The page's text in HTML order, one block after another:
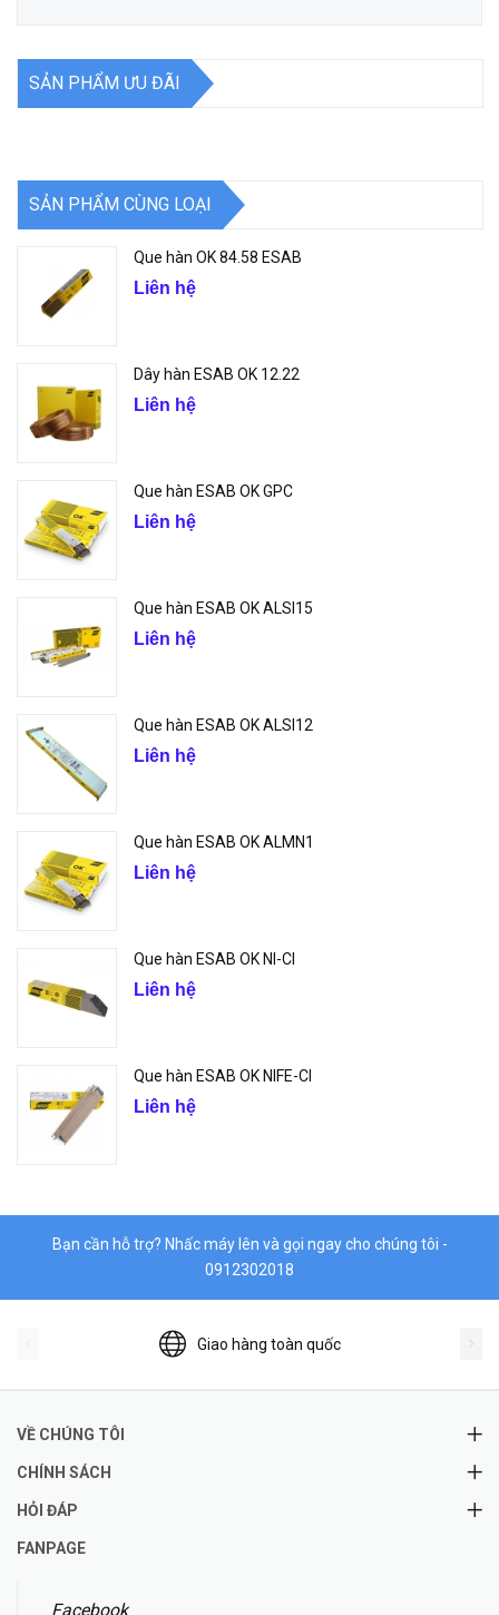
SẢN PHẨM ƯU ĐÃI
SẢN PHẨM CÙNG LOẠI
Que hàn OK 84.58 ESAB
Liên hệ
Dây hàn ESAB OK 12.22
Liên hệ
Que hàn ESAB OK GPC
Liên hệ
Que hàn ESAB OK ALSI15
Liên hệ
Que hàn ESAB OK ALSI12
Liên hệ
Que hàn ESAB OK ALMN1
Liên hệ
Que hàn ESAB OK NI-CI
Liên hệ
Que hàn ESAB OK NIFE-CI
Liên hệ
Bạn cần hỗ trợ? Nhấc máy lên và gọi ngay cho chúng tôi -
0912302018
Giao hàng toàn quốc
VỀ CHÚNG TÔI
CHÍNH SÁCH
HỎI ĐÁP
FANPAGE
Facebook